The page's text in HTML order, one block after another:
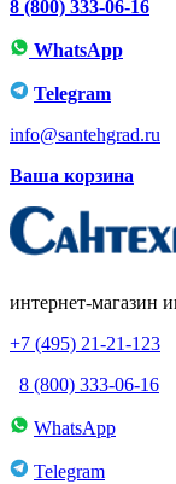
8 (800) 333-06-16
WhatsApp
Telegram
info@santehgrad.ru
Ваша корзина
интернет-магазин
+7 (495) 21-21-123
8 (800) 333-06-16
WhatsApp
Telegram